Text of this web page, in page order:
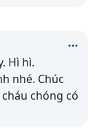
Hì hì.
nhé. Chúc
chóng có